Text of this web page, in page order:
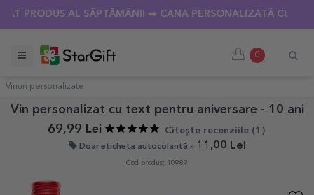
AL SĂPTĂMÂNII ➡️ CANA PERSONALIZATĂ CU 18 POZE
0
Vinuri personalizate
Vin personalizat cu text pentru aniversare - 10 ani
69,99 Lei
Citește recenziile (1 )
Doar eticheta autocolantă » 11,00 Lei
Cod produs: 10989